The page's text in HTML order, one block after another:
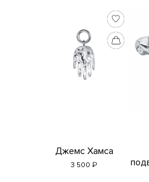
Джемс Хамса
3 500 ₽